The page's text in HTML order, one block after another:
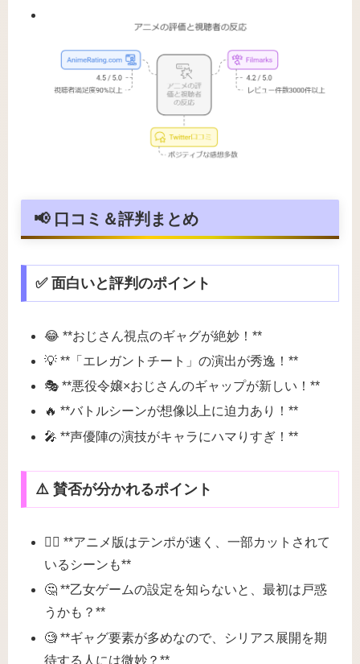
📢 口コミ＆評判まとめ
✅ 面白いと評判のポイント
😂 **おじさん視点のギャグが絶妙！**
💡 **「エレガントチート」の演出が秀逸！**
🎭 **悪役令嬢×おじさんのギャップが新しい！**
🔥 **バトルシーンが想像以上に迫力あり！**
🎤 **声優陣の演技がキャラにハマりすぎ！**
⚠️ 賛否が分かれるポイント
🏃‍♂️ **アニメ版はテンポが速く、一部カットされて
いるシーンも**
🤔 **乙女ゲームの設定を知らないと、最初は戸惑
うかも？**
🧐 **ギャグ要素が多めなので、シリアス展開を期
待する人には微妙？**